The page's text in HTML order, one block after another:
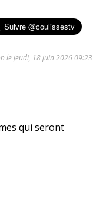
le jeudi, 18 juin 2026 09:23
qui seront